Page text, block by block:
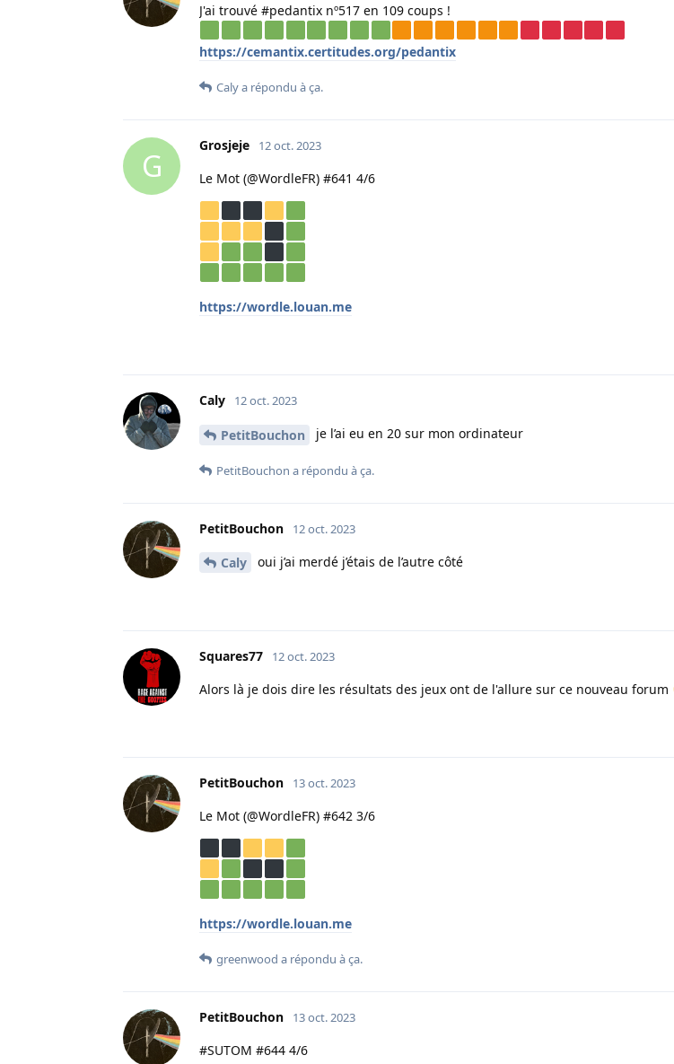
J'ai trouvé #pedantix nº517 en 109 coups !
https://cemantix.certitudes.org/pedantix
Calya répondu à ça.
G
Grosjeje 12 oct. 2023
Le Mot (@WordleFR) #641 4/6
https://wordle.louan.me
Caly 12 oct. 2023
PetitBouchon je l’ai eu en 20 sur mon ordinateur
PetitBouchon a répondu à ça.
PetitBouchon 12 oct. 2023
Caly oui j’ai merdé j’étais de l’autre côté
Squares77 12 oct. 2023
Alors là je dois dire les résultats des jeux ont de l'allure sur ce nouveau forum
PetitBouchon 13 oct. 2023
Le Mot (@WordleFR) #642 3/6
https://wordle.louan.me
greenwood a répondu à ça.
PetitBouchon 13 oct. 2023
#SUTOM #644 4/6